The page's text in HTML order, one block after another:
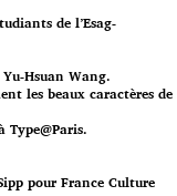
de l’Esag-
Hsuan Wang.
les beaux caractères de
pour France Culture